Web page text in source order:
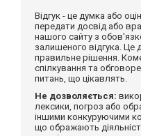
Відгук - це думка або
передати досвід або
нашого сайту з
залишеного відгука.
правильне рішення.
спілкування та
питань, що цікавлять.
Не дозволяється:
лексики, погроз або
іншими конкуруючими
що ображають